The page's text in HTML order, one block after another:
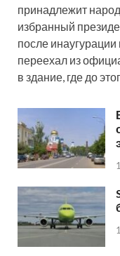
принадлежит
избранный
после
переехал из
в здание, где до